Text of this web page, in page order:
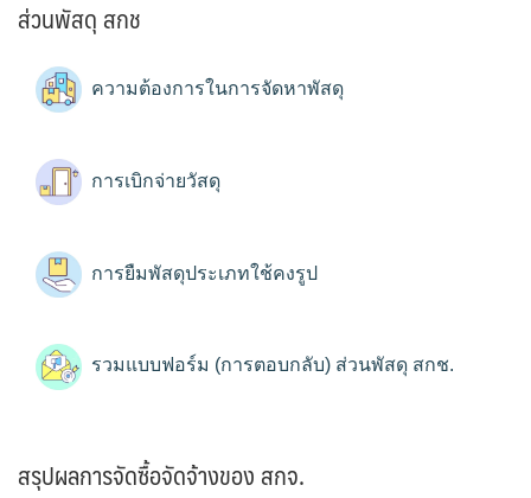
ส่วนพัสดุ สกช
ความต้องการในการจัดหาพัสดุ
การเบิกจ่ายวัสดุ
การยืมพัสดุประเภทใช้คงรูป
รวมแบบฟอร์ม (การตอบกลับ) ส่วนพัสดุ สกช.
สรุปผลการจัดซื้อจัดจ้างของ สกจ.